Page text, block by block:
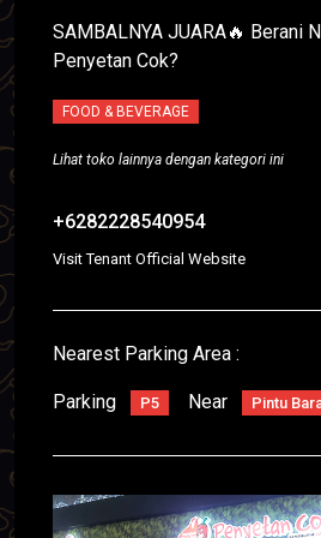
SAMBALNYA JUARA🔥 Berani
Penyetan Cok?
FOOD & BEVERAGE
Lihat toko lainnya dengan kategori ini
+6282228540954
Visit Tenant Official Website
Nearest Parking Area :
Parking P5 Near Pintu